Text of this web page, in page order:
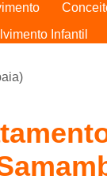
Infantil
Águas Claras
Fisioterapia
Sul